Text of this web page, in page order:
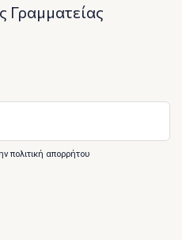
Γραμματείας
πολιτική απορρήτου